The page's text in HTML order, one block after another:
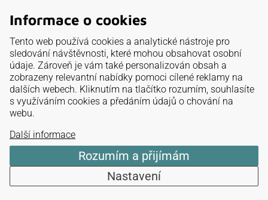
Hodnocení penzionu
Provozovatel:
ELKAT, a.s.
IČ: 26 88 32 95
Mariánské údolí 3, Brno
Informace o cookies
Tento web používá cookies a analytické nástroje pro
sledování návštěvnosti, které mohou obsahovat osobní
údaje. Zároveň je vám také personalizován obsah a
zobrazeny relevantní nabídky pomoci cílené reklamy na
dalších webech. Kliknutím na tlačítko rozumím, souhlasíte
s využíváním cookies a předáním údajů o chování na
webu.
Další informace
Rozumím a přijímám
Nastavení